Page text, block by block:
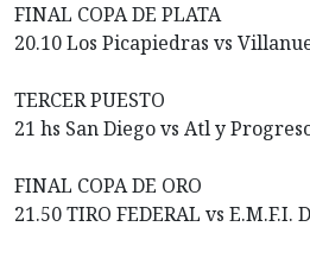
FINAL COPA DE PLATA
20.10 Los Picapiedras vs
TERCER PUESTO
21 hs San Diego vs Atl y
FINAL COPA DE ORO
21.50 TIRO FEDERAL vs E.M.F.I.